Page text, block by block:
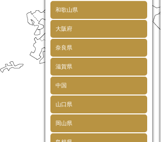
和歌山県
大阪府
奈良県
滋賀県
中国
山口県
岡山県